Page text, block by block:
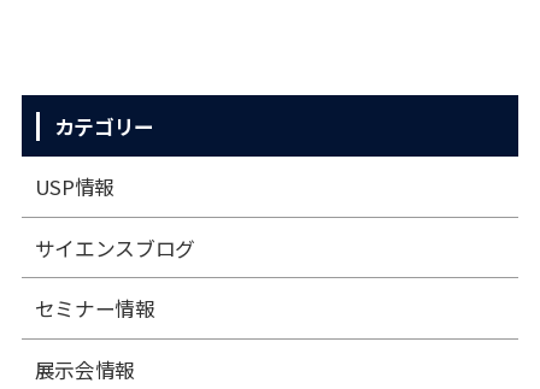
カテゴリー
USP情報
サイエンスブログ
セミナー情報
展⽰会情報